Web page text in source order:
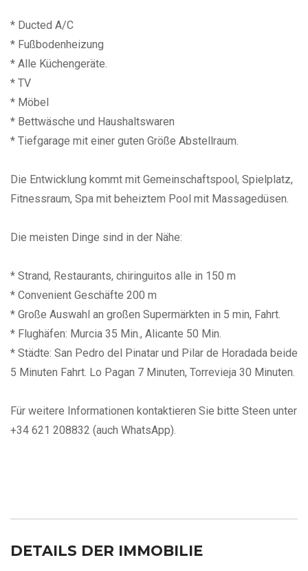
* Ducted A/C
* Fußbodenheizung
* Alle Küchengeräte.
* TV
* Möbel
* Bettwäsche und Haushaltswaren
* Tiefgarage mit einer guten Größe Abstellraum.
Die Entwicklung kommt mit Gemeinschaftspool, Spielplatz,
Fitnessraum, Spa mit beheiztem Pool mit Massagedüsen.
Die meisten Dinge sind in der Nähe:
* Strand, Restaurants, chiringuitos alle in 150 m
* Convenient Geschäfte 200 m
* Große Auswahl an großen Supermärkten in 5 min, Fahrt.
* Flughäfen: Murcia 35 Min., Alicante 50 Min.
* Städte: San Pedro del Pinatar und Pilar de Horadada beide
5 Minuten Fahrt. Lo Pagan 7 Minuten, Torrevieja 30 Minuten.
Für weitere Informationen kontaktieren Sie bitte Steen unter
+34 621 208832 (auch WhatsApp).
DETAILS DER IMMOBILIE